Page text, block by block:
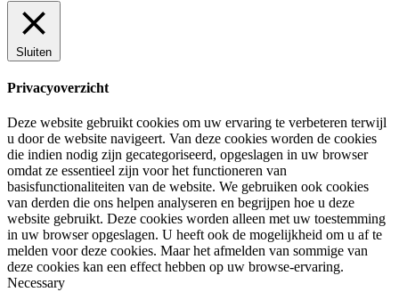
Sluiten
Privacyoverzicht
Deze website gebruikt cookies om uw ervaring te verbeteren terwijl
u door de website navigeert. Van deze cookies worden de cookies
die indien nodig zijn gecategoriseerd, opgeslagen in uw browser
omdat ze essentieel zijn voor het functioneren van
basisfunctionaliteiten van de website. We gebruiken ook cookies
van derden die ons helpen analyseren en begrijpen hoe u deze
website gebruikt. Deze cookies worden alleen met uw toestemming
in uw browser opgeslagen. U heeft ook de mogelijkheid om u af te
melden voor deze cookies. Maar het afmelden van sommige van
deze cookies kan een effect hebben op uw browse-ervaring.
Necessary